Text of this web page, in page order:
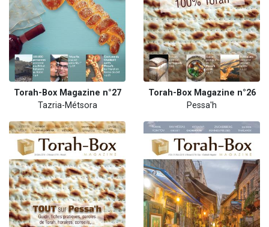
Torah-Box Magazine n°27
Tazria-Métsora
Torah-Box Magazine n°26
Pessa'h